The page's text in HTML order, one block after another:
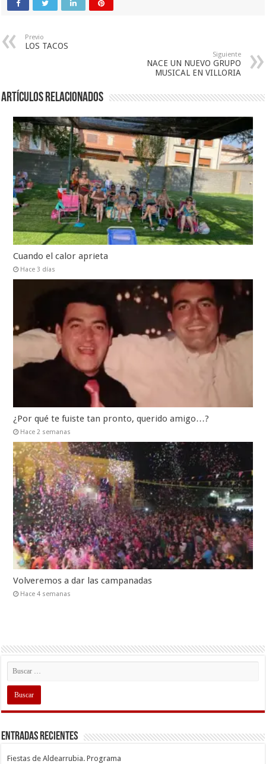
Previo
LOS TACOS
Siguiente
NACE UN NUEVO GRUPO
MUSICAL EN VILLORIA
Artículos relacionados
Cuando el calor aprieta
Hace 3 días
¿Por qué te fuiste tan pronto, querido amigo…?
Hace 2 semanas
Volveremos a dar las campanadas
Hace 4 semanas
Entradas recientes
Fiestas de Aldearrubia. Programa